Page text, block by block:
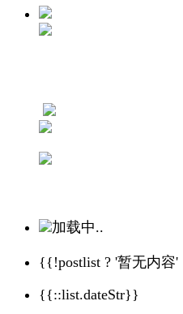
加载中..
{{!postlist ? '暂无内容
{{::list.dateStr}}